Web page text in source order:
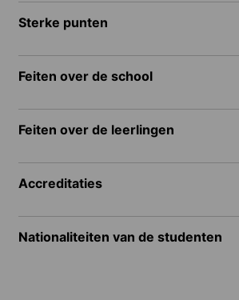
Sterke punten
Feiten over de school
Feiten over de leerlingen
Accreditaties
Nationaliteiten van de studenten